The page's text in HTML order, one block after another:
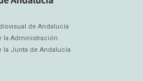
de Andalucía
la Administración
la Junta de Andalucía